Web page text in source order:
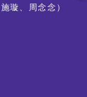
璇、周念念）